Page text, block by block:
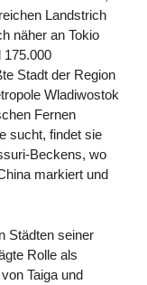
Landstrich
näher an Tokio
175.000
Stadt der Region
Wladiwostok
Fernen
sucht, findet sie
Beckens, wo
markiert und
Städten seiner
Rolle als
Taiga und